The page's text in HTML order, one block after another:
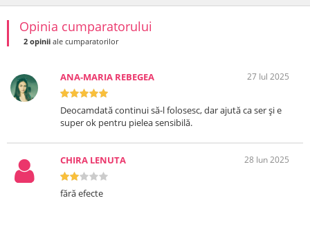
Opinia cumparatorului
2 opinii ale cumparatorilor
ANA-MARIA REBEGEA 27 Iul 2025
Deocamdată continui să-l folosesc, dar ajută ca ser și e
super ok pentru pielea sensibilă.
CHIRA LENUTA 28 Iun 2025
fără efecte